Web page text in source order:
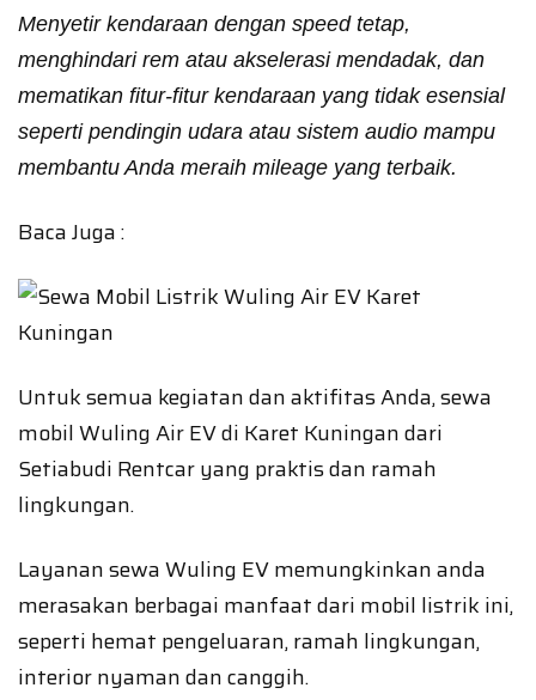
Menyetir kendaraan dengan speed tetap,
menghindari rem atau akselerasi mendadak, dan
mematikan fitur-fitur kendaraan yang tidak esensial
seperti pendingin udara atau sistem audio mampu
membantu Anda meraih mileage yang terbaik.
Baca Juga :
Untuk semua kegiatan dan aktifitas Anda, sewa
mobil Wuling Air EV di Karet Kuningan dari
Setiabudi Rentcar yang praktis dan ramah
lingkungan.
Layanan sewa Wuling EV memungkinkan anda
merasakan berbagai manfaat dari mobil listrik ini,
seperti hemat pengeluaran, ramah lingkungan,
interior nyaman dan canggih.